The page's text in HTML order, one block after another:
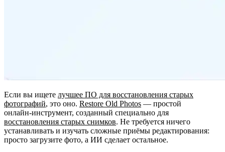
Если вы ищете лучшее ПО для восстановления старых
фотографий, это оно. Restore Old Photos — простой
онлайн‑инструмент, созданный специально для
восстановления старых снимков. Не требуется ничего
устанавливать и изучать сложные приёмы редактирования:
просто загрузите фото, а ИИ сделает остальное.